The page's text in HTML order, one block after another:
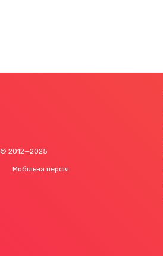
© 2012—2025
Мобільна версія